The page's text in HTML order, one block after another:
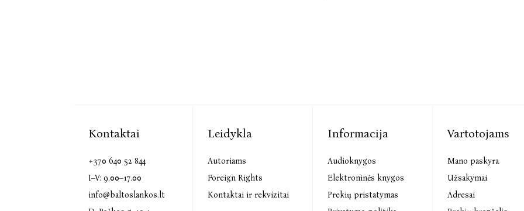
Kontaktai
+370 640 52 844
I–V: 9.00–17.00
info@baltoslankos.lt
Leidykla
Autoriams
Foreign Rights
Kontaktai ir rekvizitai
Informacija
Audioknygos
Elektroninės knygos
Prekių pristatymas
Vartotojams
Mano paskyra
Užsakymai
Adresai